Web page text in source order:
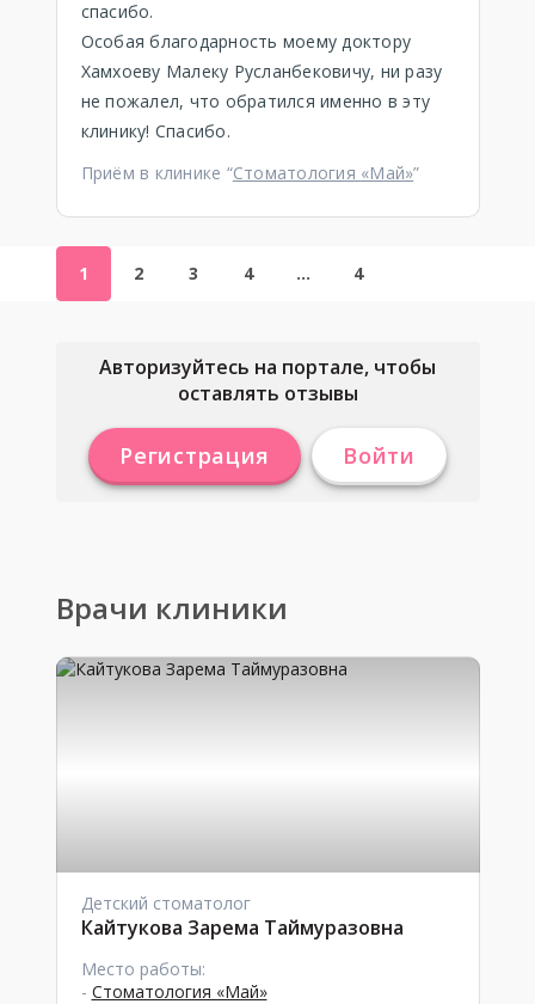
спасибо.
Особая благодарность моему доктору
Хамхоеву Малеку Русланбековичу, ни разу
не пожалел, что обратился именно в эту
клинику! Спасибо.
Приём в клинике “Стоматология «Май»”
1 2 3 4 … 4
Авторизуйтесь на портале, чтобы
оставлять отзывы
Регистрация Войти
Врачи клиники
Детский стоматолог
Кайтукова Зарема Таймуразовна
Место работы:
- Стоматология «Май»